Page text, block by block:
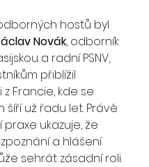
hostů byl
Novák, odborník
a radní PSNV,
přiblížil
z Francie, kde se
už řadu let. Právě
praxe ukazuje, že
a hlášení
sehrát zásadní roli.